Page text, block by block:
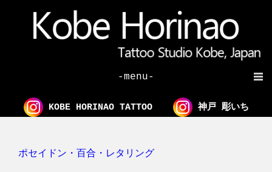
-menu-
KOBE HORINAO TATTOO 神戸 彫いち
ポセイドン・百合・レタリング